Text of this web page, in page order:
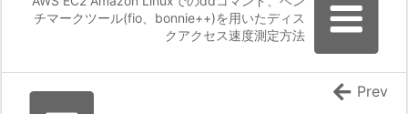
チマークツール(fio、bonnie++)を用いたディス
クアクセス速度測定方法
Prev